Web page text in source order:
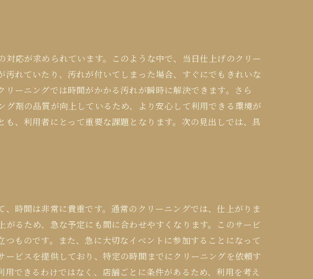
応が求められています。このような中で、当日仕上げのクリー
れていたり、汚れが付いてしまった場合、すぐにでもきれいな
ーニングでは時間がかかる汚れが瞬時に解決できます。さら
剤の品質が向上しているため、より安心して利用できる環境が
、利用者にとって重要な課題となります。次の見出しでは、具
時間は非常に貴重です。通常のクリーニングでは、仕上がりま
るため、急な予定にも間に合わせやすくなります。このサービ
ものです。また、急に大切なイベントに参加することになって
ビスを提供しており、特定の時間までにクリーニングを依頼す
できるわけではなく、店舗ごとに条件があるため、利用を考え